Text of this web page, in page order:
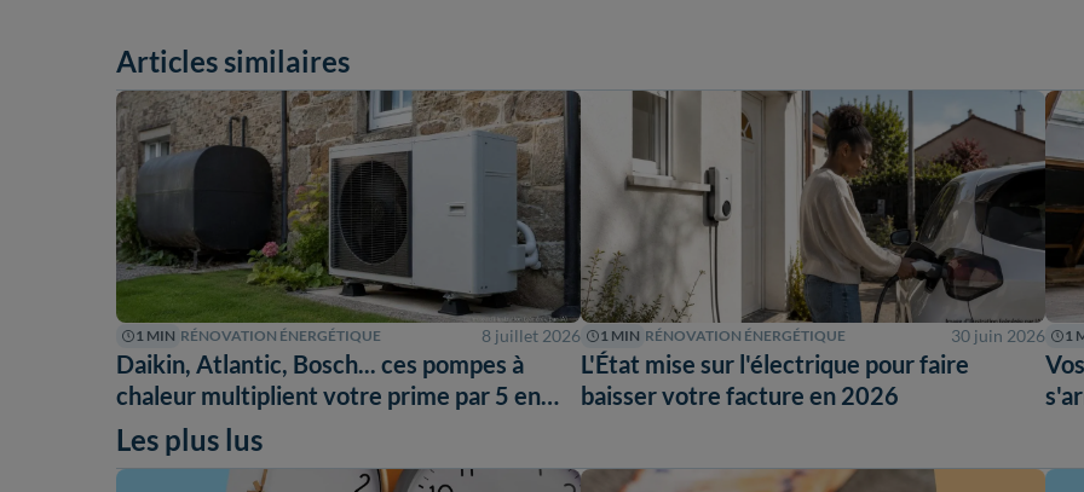
Articles similaires
1 MIN RÉNOVATION ÉNERGÉTIQUE 8 juillet 2026
Daikin, Atlantic, Bosch... ces pompes à
chaleur multiplient votre prime par 5 en
septembre 2026
1 MIN RÉNOVATION ÉNERGÉTIQUE 30 juin 2026
L'État mise sur l'électrique pour faire
baisser votre facture en 2026
1
Les plus lus